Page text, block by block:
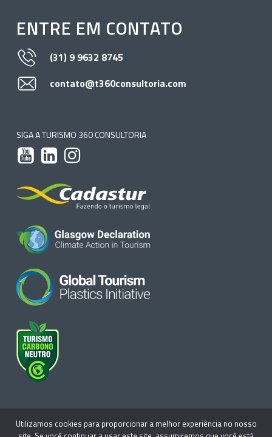
ENTRE EM CONTATO
(31) 9 9632 8745
contato@t360consultoria.com
SIGA A TURISMO 360 CONSULTORIA
Utilizamos cookies para proporcionar a melhor experiência no nosso